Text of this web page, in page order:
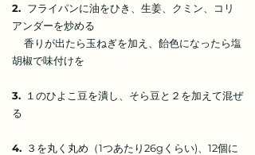
2. フライパンに油をひき、生姜、クミン、コリ
アンダーを炒める
香りが出たら玉ねぎを加え、飴色になったら塩
胡椒で味付けを
3. １のひよこ豆を潰し、そら豆と２を加えて混ぜ
る
4. ３を丸く丸め（1つあたり26gくらい)、12個に